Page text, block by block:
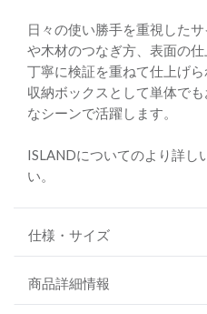
日々の使い勝手を重視した
や木材のつなぎ方、表面の
丁寧に検証を重ねて仕上げら
収納ボックスとして単体で
なシーンで活躍します。
ISLANDについてのより詳し
い。
仕様・サイズ
商品詳細情報